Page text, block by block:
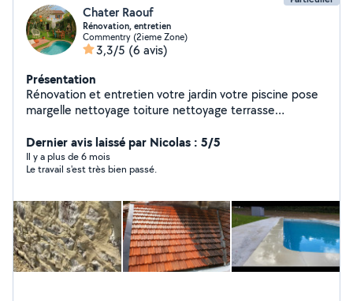
Chater Raouf
Rénovation, entretien
Commentry (2ieme Zone)
3,3/5 (6 avis)
Présentation
Rénovation et entretien votre jardin votre piscine pose
margelle nettoyage toiture nettoyage terrasse
changer tube de cheminée rénovation toiture peinture
extérieur et intérieur carrelage
Dernier avis laissé par Nicolas : 5/5
Il y a plus de 6 mois
Le travail s'est très bien passé.